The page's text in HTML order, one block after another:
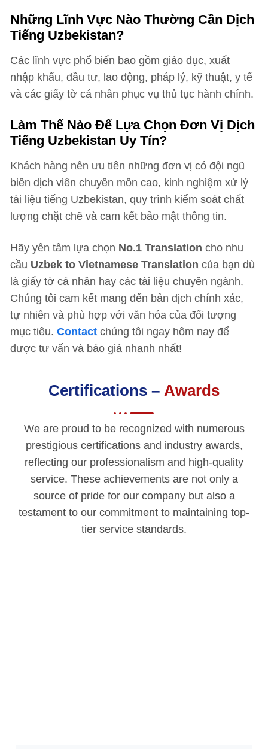
Những Lĩnh Vực Nào Thường Cần Dịch
Tiếng Uzbekistan?
Các lĩnh vực phổ biến bao gồm giáo dục, xuất
nhập khẩu, đầu tư, lao động, pháp lý, kỹ thuật, y tế
và các giấy tờ cá nhân phục vụ thủ tục hành chính.
Làm Thế Nào Để Lựa Chọn Đơn Vị Dịch
Tiếng Uzbekistan Uy Tín?
Khách hàng nên ưu tiên những đơn vị có đội ngũ
biên dịch viên chuyên môn cao, kinh nghiệm xử lý
tài liệu tiếng Uzbekistan, quy trình kiểm soát chất
lượng chặt chẽ và cam kết bảo mật thông tin.
Hãy yên tâm lựa chọn No.1 Translation cho nhu
cầu Uzbek to Vietnamese Translation của bạn dù
là giấy tờ cá nhân hay các tài liệu chuyên ngành.
Chúng tôi cam kết mang đến bản dịch chính xác,
tự nhiên và phù hợp với văn hóa của đối tượng
mục tiêu. Contact chúng tôi ngay hôm nay để
được tư vấn và báo giá nhanh nhất!
Certifications – Awards
We are proud to be recognized with numerous
prestigious certifications and industry awards,
reflecting our professionalism and high-quality
service. These achievements are not only a
source of pride for our company but also a
testament to our commitment to maintaining top-
tier service standards.